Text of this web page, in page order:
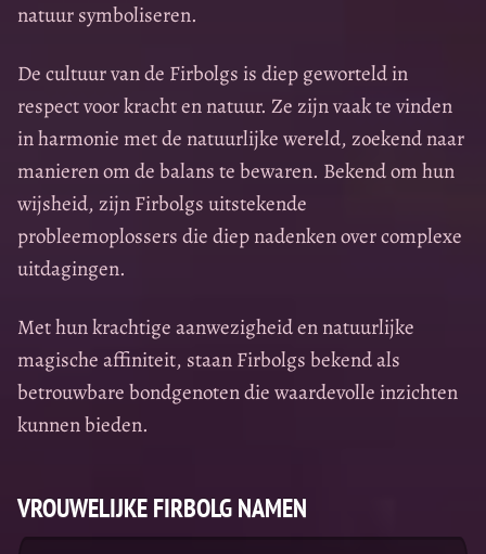
natuur symboliseren.
De cultuur van de Firbolgs is diep geworteld in
respect voor kracht en natuur. Ze zijn vaak te vinden
in harmonie met de natuurlijke wereld, zoekend naar
manieren om de balans te bewaren. Bekend om hun
wijsheid, zijn Firbolgs uitstekende
probleemoplossers die diep nadenken over complexe
uitdagingen.
Met hun krachtige aanwezigheid en natuurlijke
magische affiniteit, staan Firbolgs bekend als
betrouwbare bondgenoten die waardevolle inzichten
kunnen bieden.
VROUWELIJKE FIRBOLG NAMEN